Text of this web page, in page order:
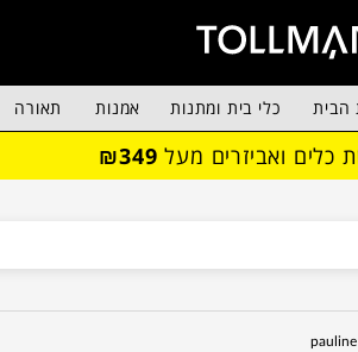
הבית כלי בית ומתנות אמנות תאורה
כלים ואביזרים מעל ₪349